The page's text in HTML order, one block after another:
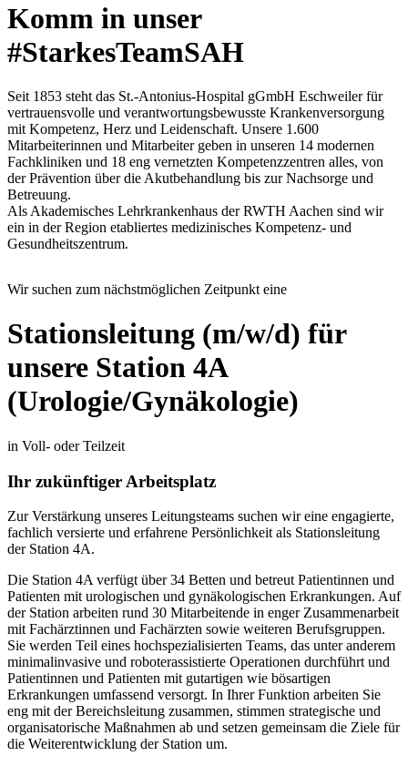
Komm in unser
#StarkesTeamSAH
Seit 1853 steht das St.-Antonius-Hospital gGmbH Eschweiler für
vertrauensvolle und verantwortungsbewusste Krankenversorgung
mit Kompetenz, Herz und Leidenschaft. Unsere 1.600
Mitarbeiterinnen und Mitarbeiter geben in unseren 14 modernen
Fachkliniken und 18 eng vernetzten Kompetenzzentren alles, von
der Prävention über die Akutbehandlung bis zur Nachsorge und
Betreuung.
Als Akademisches Lehrkrankenhaus der RWTH Aachen sind wir
ein in der Region etabliertes medizinisches Kompetenz- und
Gesundheitszentrum.
Wir suchen zum nächstmöglichen Zeitpunkt eine
Stationsleitung (m/w/d) für
unsere Station 4A
(Urologie/Gynäkologie)
in Voll- oder Teilzeit
Ihr zukünftiger Arbeitsplatz
Zur Verstärkung unseres Leitungsteams suchen wir eine engagierte,
fachlich versierte und erfahrene Persönlichkeit als Stationsleitung
der Station 4A.
Die Station 4A verfügt über 34 Betten und betreut Patientinnen und
Patienten mit urologischen und gynäkologischen Erkrankungen. Auf
der Station arbeiten rund 30 Mitarbeitende in enger Zusammenarbeit
mit Fachärztinnen und Fachärzten sowie weiteren Berufsgruppen.
Sie werden Teil eines hochspezialisierten Teams, das unter anderem
minimalinvasive und roboterassistierte Operationen durchführt und
Patientinnen und Patienten mit gutartigen wie bösartigen
Erkrankungen umfassend versorgt. In Ihrer Funktion arbeiten Sie
eng mit der Bereichsleitung zusammen, stimmen strategische und
organisatorische Maßnahmen ab und setzen gemeinsam die Ziele für
die Weiterentwicklung der Station um.